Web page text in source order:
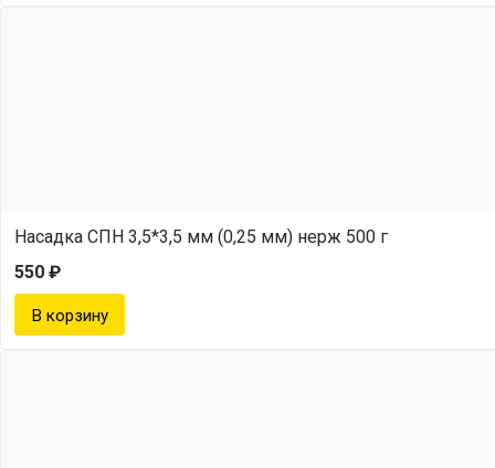
Насадка СПН 3,5*3,5 мм (0,25 мм) нерж 500 г
550 ₽